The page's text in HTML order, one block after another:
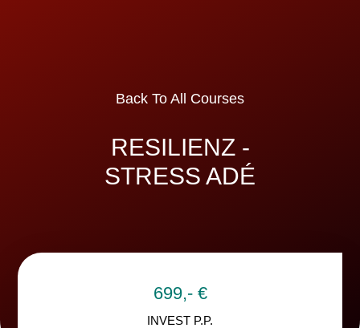
Back To All Courses
RESILIENZ -
STRESS ADÉ
699,- €
INVEST P.P.